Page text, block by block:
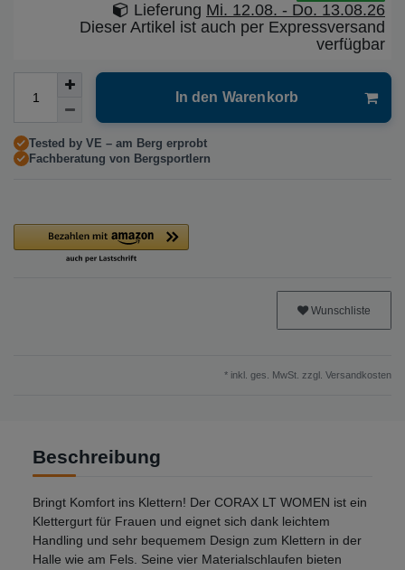
Lieferung Mi. 12.08. - Do. 13.08.26
Dieser Artikel ist auch per Expressversand
verfügbar
In den Warenkorb
Tested by VE – am Berg erprobt
Fachberatung von Bergsportlern
Wunschliste
* inkl. ges. MwSt. zzgl. Versandkosten
Beschreibung
Bringt Komfort ins Klettern! Der CORAX LT WOMEN ist ein
Klettergurt für Frauen und eignet sich dank leichtem
Handling und sehr bequemem Design zum Klettern in der
Halle wie am Fels. Seine vier Materialschlaufen bieten